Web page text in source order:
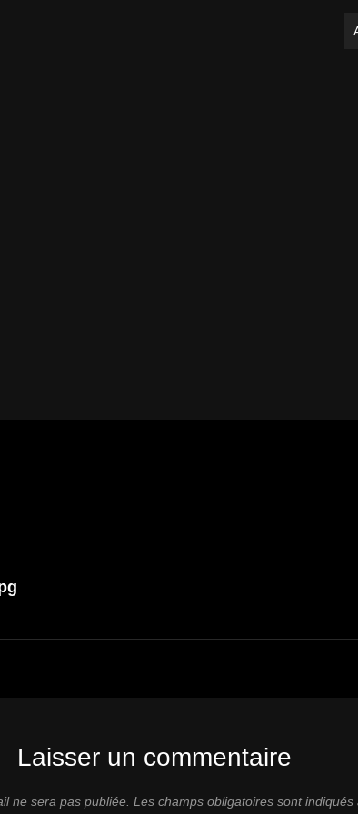
Laisser un commentaire
ne sera pas publiée. Les champs obligatoires sont indiqués